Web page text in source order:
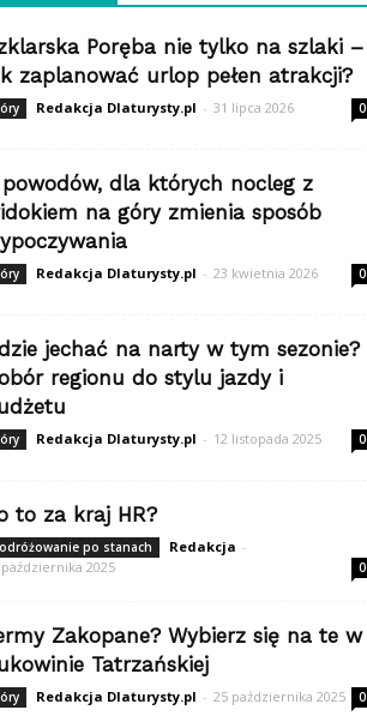
Poręba nie tylko na szlaki –
zaplanować urlop pełen atrakcji?
Redakcja Dlaturysty.pl - 31 lipca 2026 0
dla których nocleg z
na góry zmienia sposób
Redakcja Dlaturysty.pl - 23 kwietnia 2026 0
jechać na narty w tym sezonie?
regionu do stylu jazdy i
Redakcja Dlaturysty.pl - 12 listopada 2025 0
to za kraj HR?
po stanach Redakcja -
2025
0
Zakopane? Wybierz się na te w
Tatrzańskiej
Redakcja Dlaturysty.pl - 25 października 2025 0